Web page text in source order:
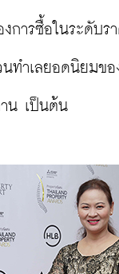
การซื้อในระดับ
ทำเลยอดนิยมข
น เป็นต้น